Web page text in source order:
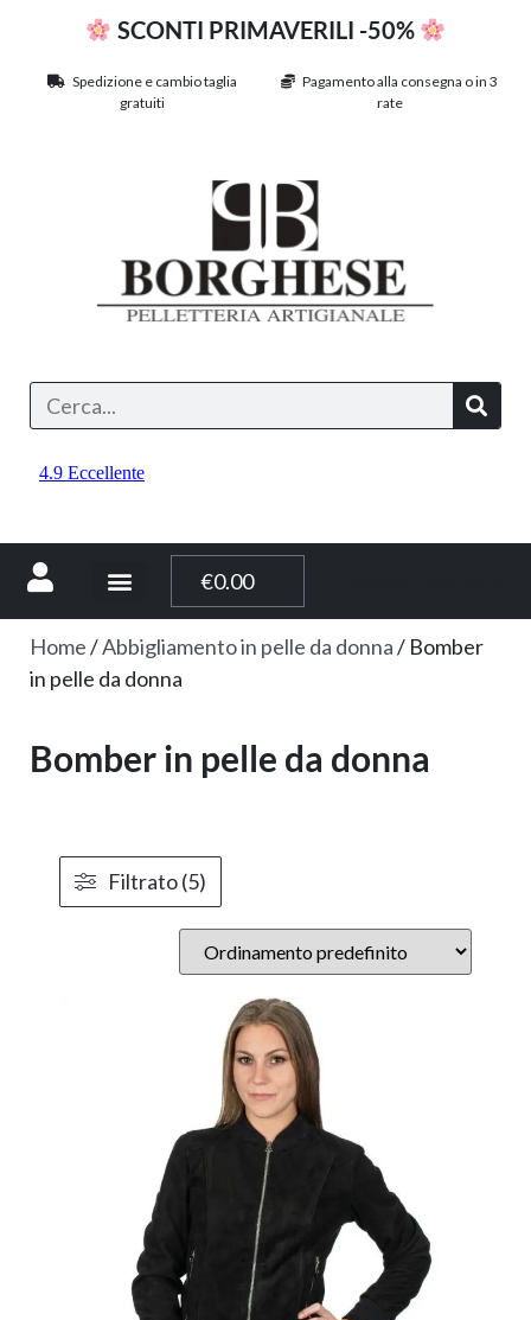
SCONTI PRIMAVERILI -50%
Spedizione e cambio taglia
gratuiti
Pagamento alla consegna o in 3
rate
€0.00
Home/Abbigliamento in pelle da donna/ Bomber
in pelle da donna
Bomber in pelle da donna
Filtrato (5)